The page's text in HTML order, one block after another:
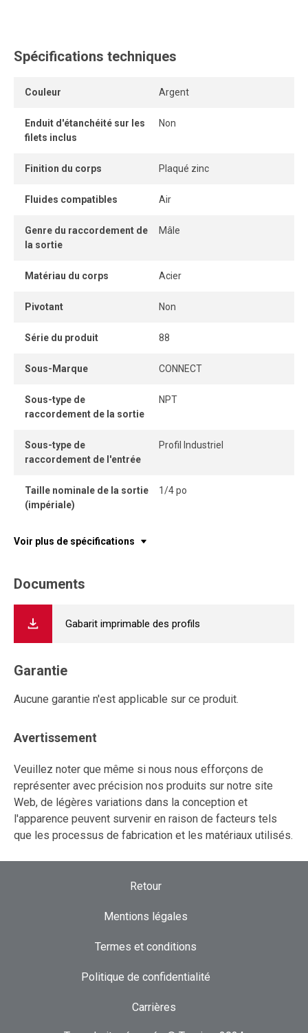
Spécifications techniques
Couleur Argent
Enduit d'étanchéité sur les
filets inclus
Non
Finition du corps Plaqué zinc
Fluides compatibles Air
Genre du raccordement de
la sortie
Mâle
Matériau du corps Acier
Pivotant Non
Série du produit 88
Sous-Marque CONNECT
Sous-type de
raccordement de la sortie
NPT
Sous-type de
raccordement de l'entrée
Profil Industriel
Taille nominale de la sortie
(impériale)
1/4 po
Voir plus de spécifications
Documents
Gabarit imprimable des profils
Garantie
Aucune garantie n'est applicable sur ce produit.
Avertissement
Veuillez noter que même si nous nous efforçons de
représenter avec précision nos produits sur notre site
Web, de légères variations dans la conception et
l'apparence peuvent survenir en raison de facteurs tels
que les processus de fabrication et les matériaux utilisés.
Retour
Mentions légales
Termes et conditions
Politique de confidentialité
Carrières